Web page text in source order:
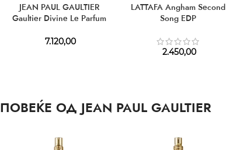
JEAN PAUL GAULTIER
Gaultier Divine Le Parfum
ml + EDP 10 ml
7.120,00
LATTAFA Angham Second
Song EDP
2.450,00
ПОВЕЌЕ ОД JEAN PAUL GAULTIER